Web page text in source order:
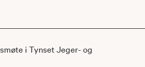
i Tynset Jeger- og